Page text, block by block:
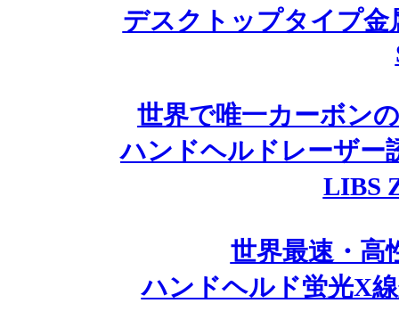
デスクトップタイプ
世界で唯一カーボン
ハンドヘルドレーザー
LIBS
世界最速・高
ハンドヘルド蛍光X